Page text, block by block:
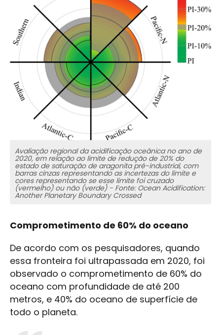
Avaliação regional da acidificação oceânica no ano de
2020, em relação ao limite de redução de 20% do
estado de saturação de aragonita pré-industrial, com
barras cinzas representando as incertezas do limite e
cores representando se esse limite foi cruzado
(vermelho) ou não (verde) - Fonte: Ocean Acidification:
Another Planetary Boundary Crossed
Comprometimento de 60% do oceano
De acordo com os pesquisadores, quando
essa fronteira foi ultrapassada em 2020, foi
observado o comprometimento de 60% do
oceano com profundidade de até 200
metros, e 40% do oceano de superfície de
todo o planeta.